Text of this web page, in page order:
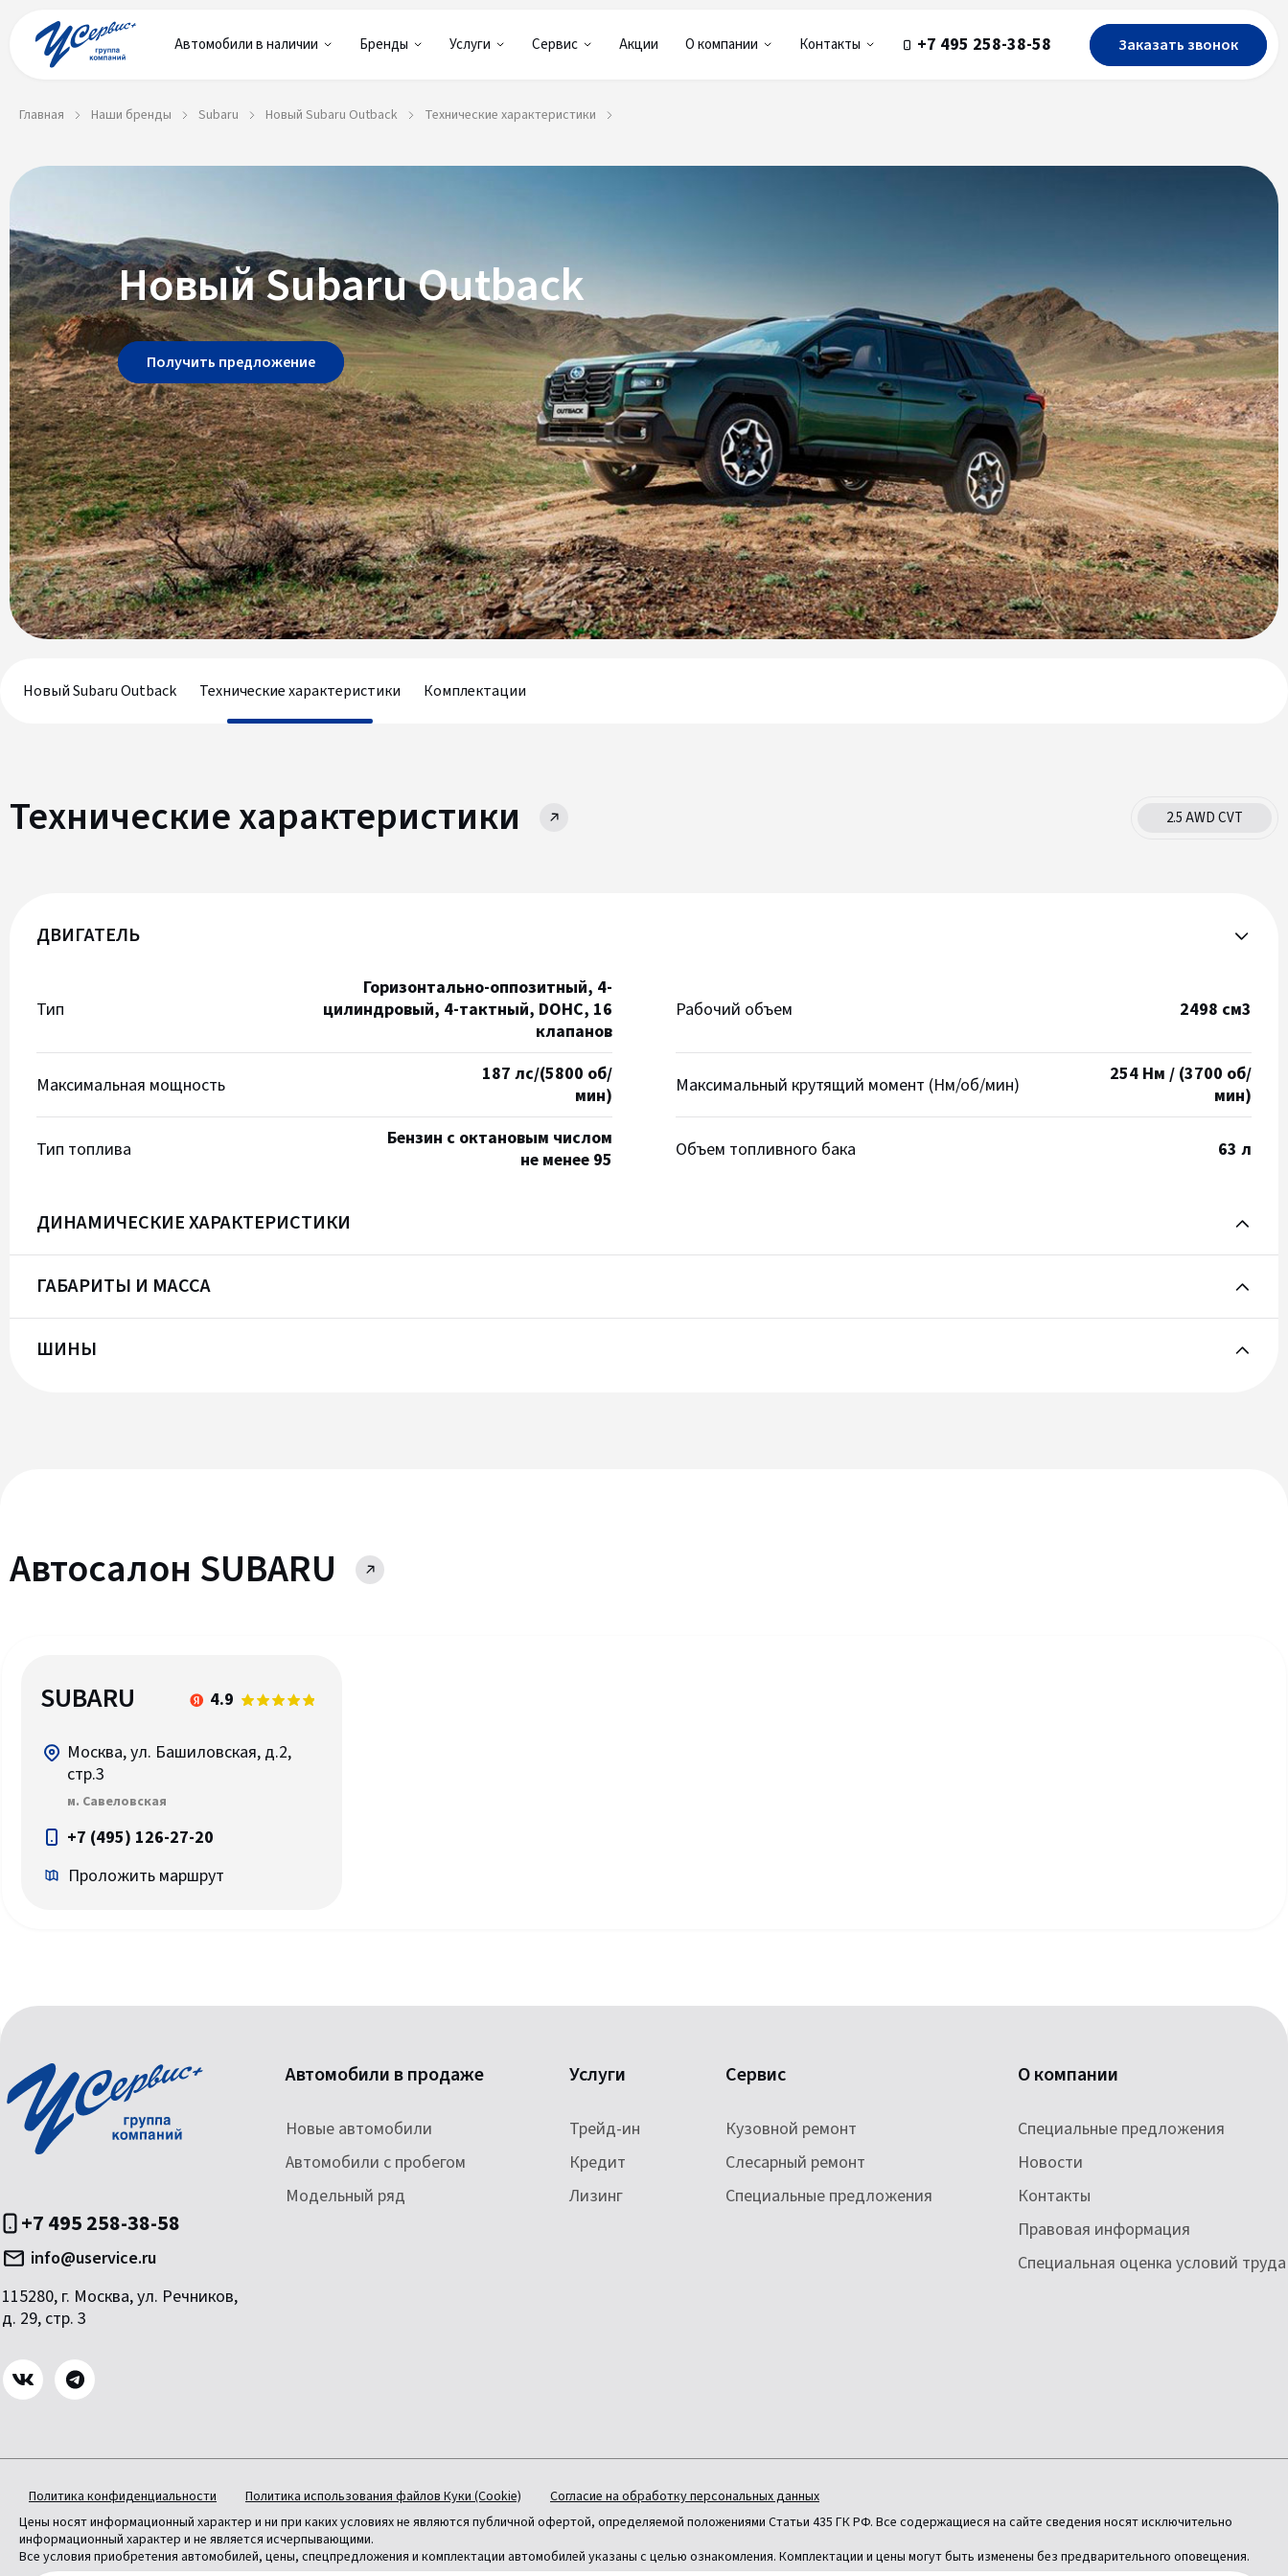
+7 495 258-38-58 Заказать звонок
Автомобили в наличии Бренды Услуги Сервис Акции О компании Контакты
Главная Наши бренды Subaru Новый Subaru Outback Технические характеристики
Новый Subaru Outback
Получить предложение
Новый Subaru Outback Технические характеристики Комплектации
Технические характеристики 2.5 AWD CVT
ДВИГАТЕЛЬ
Тип
Горизонтально-оппозитный, 4-
цилиндровый, 4-тактный, DOHC, 16
клапанов
Рабочий объем 2498 см3
Максимальная мощность
187 лс/(5800 об/
мин)
Максимальный крутящий момент (Нм/об/мин)
254 Нм / (3700 об/
мин)
Тип топлива
Бензин с октановым числом
не менее 95
Объем топливного бака 63 л
ДИНАМИЧЕСКИЕ ХАРАКТЕРИСТИКИ
ГАБАРИТЫ И МАССА
ШИНЫ
Автосалон SUBARU
SUBARU 4.9
Москва, ул. Башиловская, д.2,
стр.3
м. Савеловская
+7 (495) 126-27-20
Проложить маршрут
Автомобили в продаже
Новые автомобили
Автомобили с пробегом
Модельный ряд
Услуги
Трейд-ин
Кредит
Лизинг
Сервис
Кузовной ремонт
Слесарный ремонт
Специальные предложения
О компании
Специальные предложения
Новости
Контакты
Правовая информация
Специальная оценка условий труда
+7 495 258-38-58
info@uservice.ru
115280, г. Москва, ул. Речников,
д. 29, стр. 3
Политика конфиденциальности Политика использования файлов Куки (Cookie)
Согласие на обработку персональных данных
Цены носят информационный характер и ни при каких условиях не являются публичной офертой, определяемой положениями Статьи 435 ГК РФ. Все содержащиеся на сайте сведения носят исключительно
информационный характер и не является исчерпывающими.
Все условия приобретения автомобилей, цены, спецпредложения и комплектации автомобилей указаны с целью ознакомления. Комплектации и цены могут быть изменены без предварительного оповещения.